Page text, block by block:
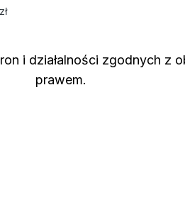
zł
i działalności zgodnych z
prawem.